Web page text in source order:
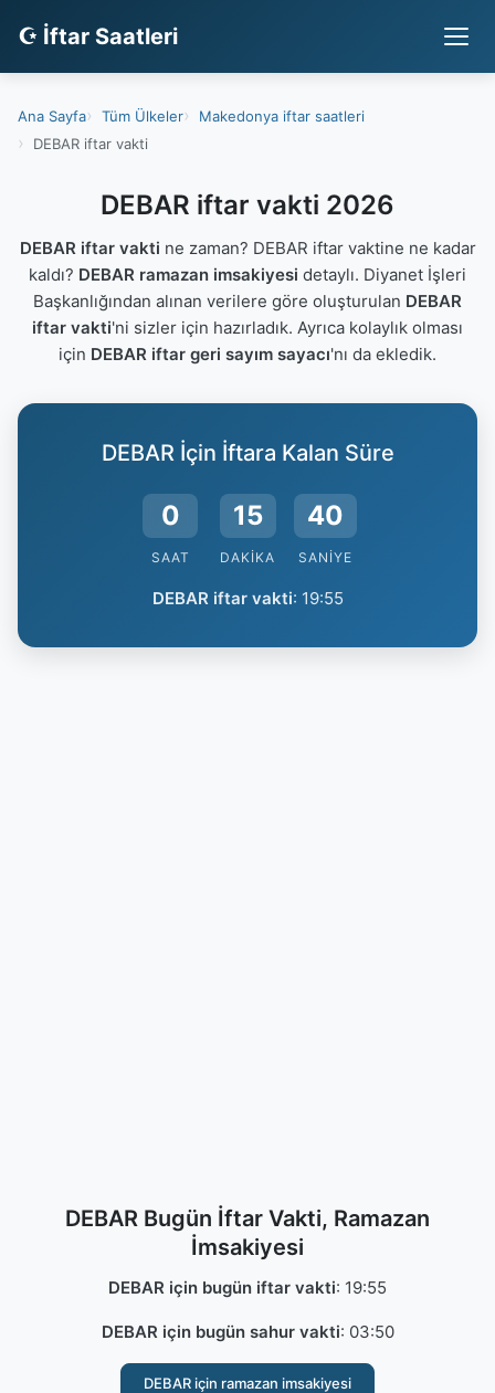
☪ İftar Saatleri
Ana Sayfa Tüm Ülkeler
Makedonya iftar saatleri
DEBAR iftar vakti
DEBAR iftar vakti 2026
DEBAR iftar vakti ne zaman? DEBAR iftar vaktine ne kadar
kaldı? DEBAR ramazan imsakiyesi detaylı. Diyanet İşleri
Başkanlığından alınan verilere göre oluşturulan DEBAR
iftar vakti'ni sizler için hazırladık. Ayrıca kolaylık olması
için DEBAR iftar geri sayım sayacı'nı da ekledik.
DEBAR İçin İftara Kalan Süre
0
SAAT
15
DAKIKA
39
SANIYE
DEBAR iftar vakti: 19:55
DEBAR Bugün İftar Vakti, Ramazan
İmsakiyesi
DEBAR için bugün iftar vakti: 19:55
DEBAR için bugün sahur vakti: 03:50
DEBAR için ramazan imsakiyesi